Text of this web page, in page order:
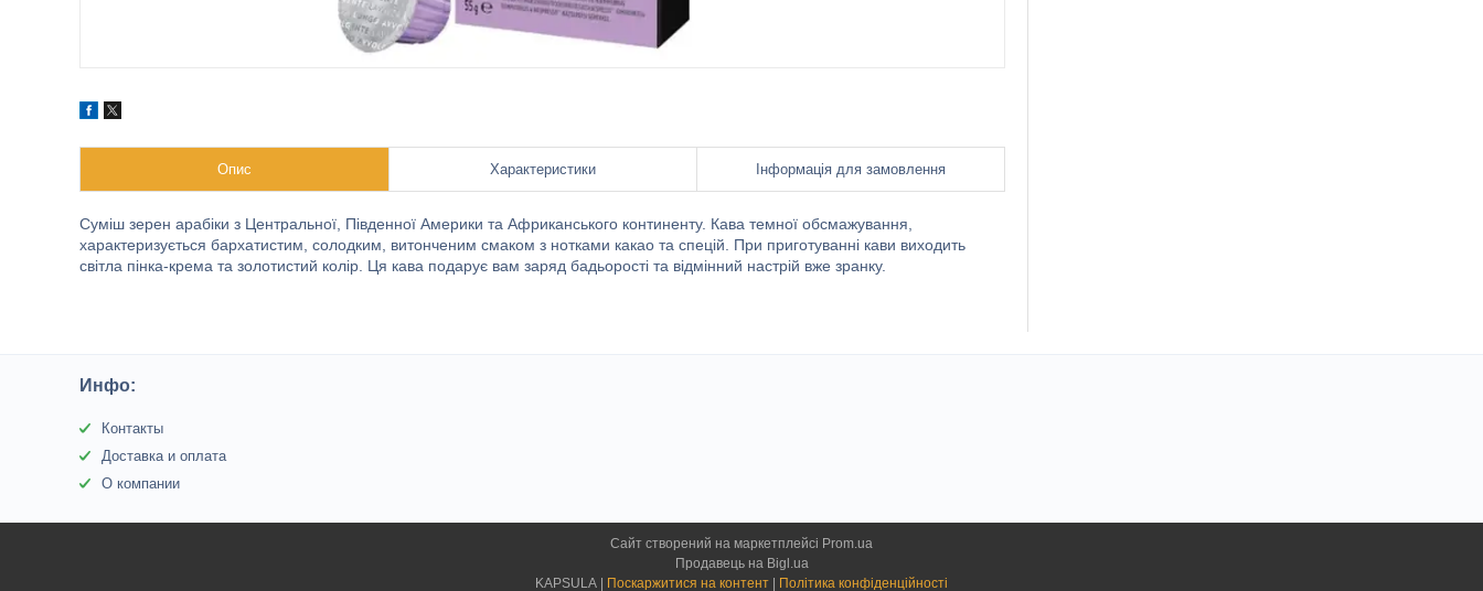
Опис Характеристики Інформація для замовлення
Суміш зерен арабіки з Центральної, Південної Америки та Африканського континенту. Кава темної обсмажування,
характеризується бархатистим, солодким, витонченим смаком з нотками какао та спецій. При приготуванні кави виходить
світла пінка-крема та золотистий колір. Ця кава подарує вам заряд бадьорості та відмінний настрій вже зранку.
Инфо:
Контакты
Доставка и оплата
О компании
Сайт створений на маркетплейсі Prom.ua
Продавець на Bigl.ua
Поскаржитися на контент Політика конфіденційності